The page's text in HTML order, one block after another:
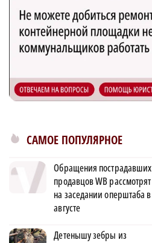
САМОЕ ПОПУЛЯРНОЕ
Обращения пострадавших
продавцов WB рассмотрят
на заседании оперштаба в
августе
Детенышу зебры из